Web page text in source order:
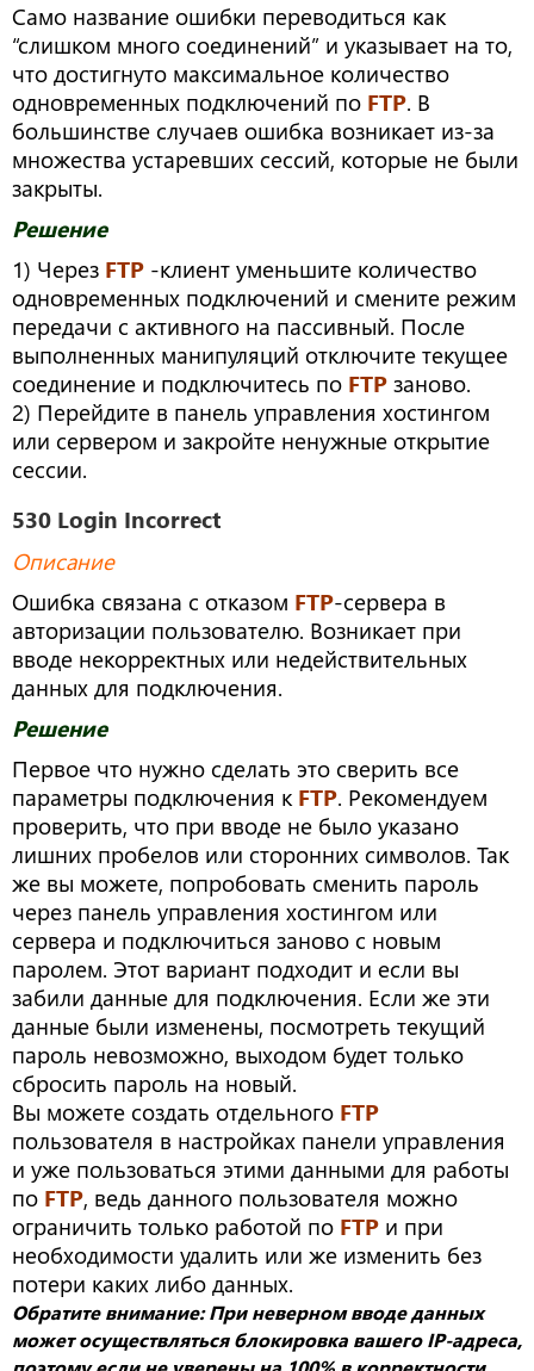
Само название ошибки переводиться как
“слишком много соединений” и указывает на то,
что достигнуто максимальное количество
одновременных подключений по FTP. В
большинстве случаев ошибка возникает из-за
множества устаревших сессий, которые не были
закрыты.
Решение
1) Через FTP -клиент уменьшите количество
одновременных подключений и смените режим
передачи с активного на пассивный. После
выполненных манипуляций отключите текущее
соединение и подключитесь по FTP заново.
2) Перейдите в панель управления хостингом
или сервером и закройте ненужные открытие
сессии.
530 Login Incorrect
Описание
Ошибка связана с отказом FTP-сервера в
авторизации пользователю. Возникает при
вводе некорректных или недействительных
данных для подключения.
Решение
Первое что нужно сделать это сверить все
параметры подключения к FTP. Рекомендуем
проверить, что при вводе не было указано
лишних пробелов или сторонних символов. Так
же вы можете, попробовать сменить пароль
через панель управления хостингом или
сервера и подключиться заново с новым
паролем. Этот вариант подходит и если вы
забили данные для подключения. Если же эти
данные были изменены, посмотреть текущий
пароль невозможно, выходом будет только
сбросить пароль на новый.
Вы можете создать отдельного FTP
пользователя в настройках панели управления
и уже пользоваться этими данными для работы
по FTP, ведь данного пользователя можно
ограничить только работой по FTP и при
необходимости удалить или же изменить без
потери каких либо данных.
Обратите внимание: При неверном вводе данных
может осуществляться блокировка вашего IP-адреса,